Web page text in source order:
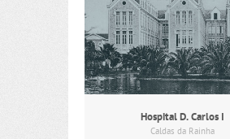
Hospital D. Carlos I
Caldas da Rainha